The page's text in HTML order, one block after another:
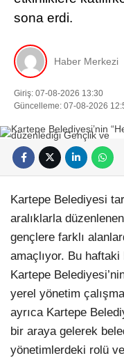
sona erdi.
Haber Merkezi
Giriş: 07-08-2026 13:30
Güncelleme: 07-08-2026
Kartepe Belediyesi
aralıklarla
gençlere farklı
amaçlıyor. Bu
Kartepe
yerel yönetim
ayrıca Kartepe
bir araya gelerek
yönetimlerdeki rolü